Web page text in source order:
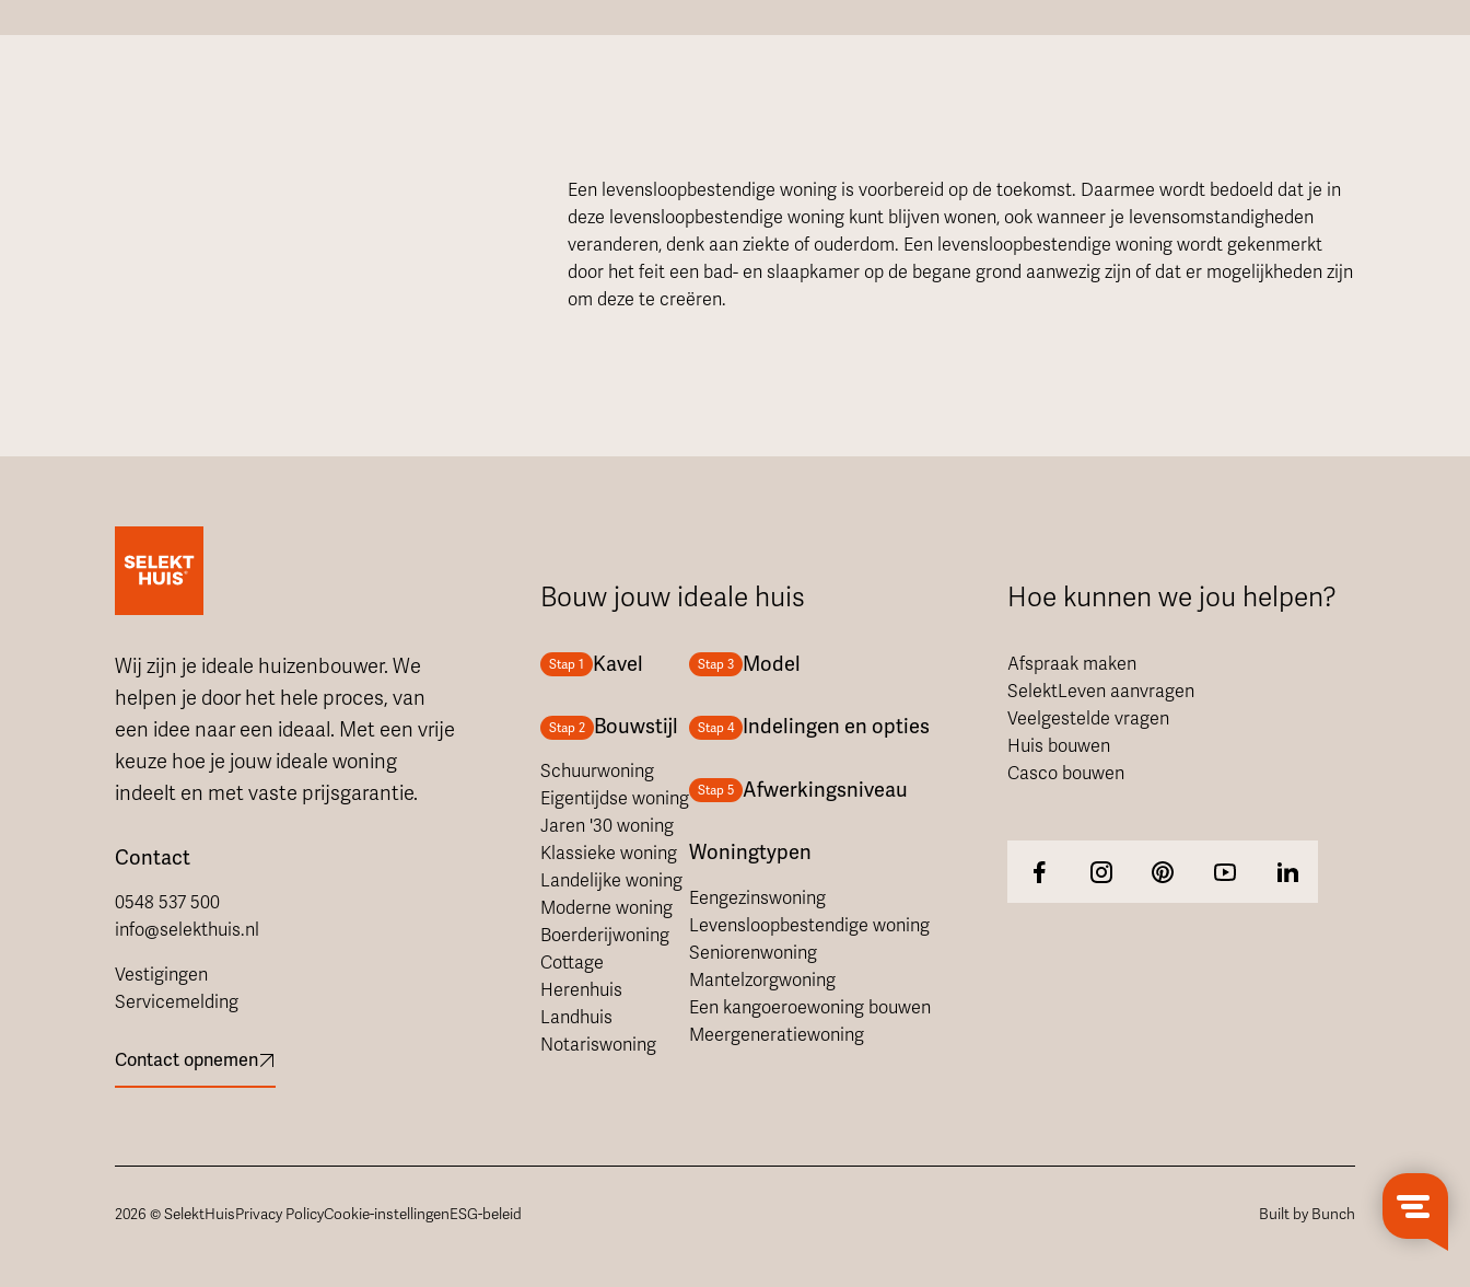
Een levensloopbestendige woning is voorbereid op de toekomst. Daarmee wordt bedoeld dat je in
deze levensloopbestendige woning kunt blijven wonen, ook wanneer je levensomstandigheden
veranderen, denk aan ziekte of ouderdom. Een levensloopbestendige woning wordt gekenmerkt
door het feit een bad- en slaapkamer op de begane grond aanwezig zijn of dat er mogelijkheden zijn
om deze te creëren.
Wij zijn je ideale huizenbouwer. We
helpen je door het hele proces, van
een idee naar een ideaal. Met een vrije
keuze hoe je jouw ideale woning
indeelt en met vaste prijsgarantie.
Contact
0548 537 500
info@selekthuis.nl
Vestigingen
Servicemelding
Contact opnemen
Bouw jouw ideale huis
Stap 1 Kavel
Stap 2 Bouwstijl
Schuurwoning
Eigentijdse woning
Jaren '30 woning
Klassieke woning
Landelijke woning
Moderne woning
Boerderijwoning
Cottage
Herenhuis
Landhuis
Notariswoning
Stap 3 Model
Stap 4 Indelingen en opties
Stap 5 Afwerkingsniveau
Woningtypen
Eengezinswoning
Levensloopbestendige woning
Seniorenwoning
Mantelzorgwoning
Een kangoeroewoning bouwen
Meergeneratiewoning
Hoe kunnen we jou helpen?
Afspraak maken
SelektLeven aanvragen
Veelgestelde vragen
Huis bouwen
Casco bouwen
2026 © SelektHuisPrivacy PolicyCookie-instellingenESG-beleid Built by Bunch